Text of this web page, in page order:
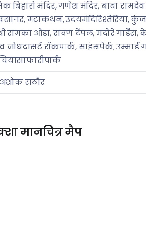
बिहारी मंदिर, गणेश मंदिर, बाबा
मटाकथन, उदयमंदिरिश्तेरिया,
रामका ओडा, रावण टेंपल, मंदोरे गार्डेंस,
जोधदासर्ट रॉकपार्क, साइंसपेर्क,
अशोक राठौर
मानचित्र मैप